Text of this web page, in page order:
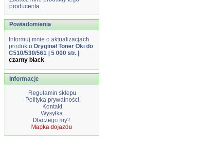
producenta...
Powiadomienia
Informuj mnie o aktualizacjach
produktu Oryginał Toner Oki do
C510/530/561 | 5 000 str. |
czarny black
Informacje
Regulamin sklepu
Polityka prywatności
Kontakt
Wysyłka
Dlaczego my?
Mapka dojazdu